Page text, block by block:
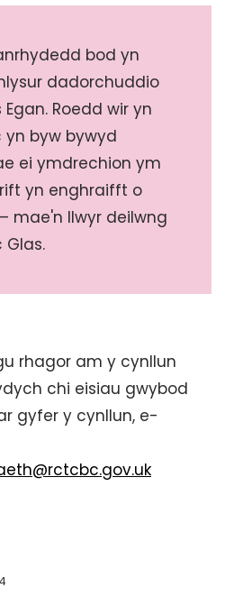
bod yn
dadorchuddio
Roedd wir yn
byw bywyd
ei ymdrechion ym
yn enghraifft o
mae'n llwyr deilwng
Glas.
rhagor am y cynllun
chi eisiau gwybod
gyfer y cynllun, e-